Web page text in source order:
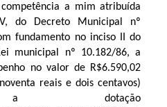
a mim atribuída
do Decreto Municipal nº
fundamento no inciso II do
municipal nº 10.182/86, a
no valor de R$6.590,02
reais e dois centavos)
a dotação